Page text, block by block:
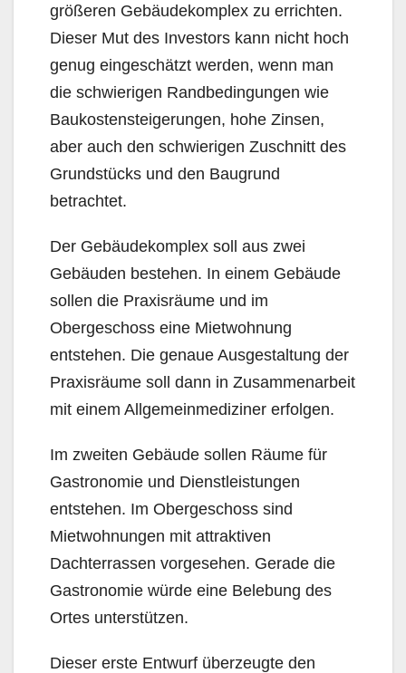
größeren Gebäudekomplex zu errichten.
Dieser Mut des Investors kann nicht hoch
genug eingeschätzt werden, wenn man
die schwierigen Randbedingungen wie
Baukostensteigerungen, hohe Zinsen,
aber auch den schwierigen Zuschnitt des
Grundstücks und den Baugrund
betrachtet.
Der Gebäudekomplex soll aus zwei
Gebäuden bestehen. In einem Gebäude
sollen die Praxisräume und im
Obergeschoss eine Mietwohnung
entstehen. Die genaue Ausgestaltung der
Praxisräume soll dann in Zusammenarbeit
mit einem Allgemeinmediziner erfolgen.
Im zweiten Gebäude sollen Räume für
Gastronomie und Dienstleistungen
entstehen. Im Obergeschoss sind
Mietwohnungen mit attraktiven
Dachterrassen vorgesehen. Gerade die
Gastronomie würde eine Belebung des
Ortes unterstützen.
Dieser erste Entwurf überzeugte den